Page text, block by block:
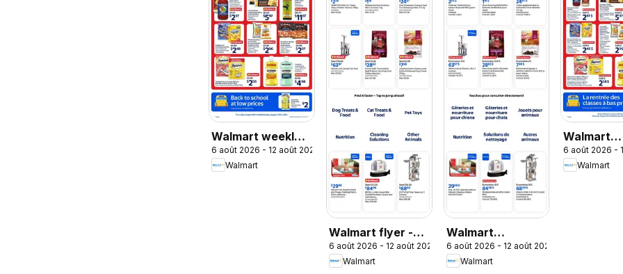
Walmart weekly
flyer
6 août 2026 - 12 août 2026
Walmart
Walmart flyer -
The Pet Event
6 août 2026 - 12 août 2026
Walmart
Walmart
circulaire - La
promo pour
6 août 2026 - 12 août 2026
Walmart
Walmart
circulaire
6 août 2026 -
Walmart